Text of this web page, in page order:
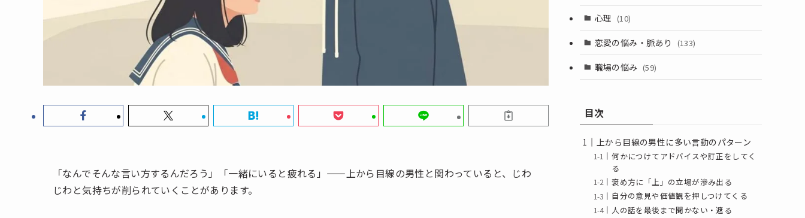
「なんでそんな言い方するんだろう」「一緒にいると疲れる」——上から目線の男性と関わっていると、じわ
じわと気持ちが削られていくことがあります。
心理 (10)
恋愛の悩み・脈あり (133)
職場の悩み (59)
目次
上から目線の男性に多い言動のパターン
何かにつけてアドバイスや訂正をしてく
る
褒め方に「上」の立場が滲み出る
自分の意見や価値観を押しつけてくる
人の話を最後まで聞かない・遮る